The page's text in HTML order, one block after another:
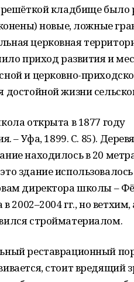
кладбище было
новые, ложные
церковная
приход развития и
и церковно-
жизни
открыта в 1877 году
– Уфа, 1899. С. 85).
находилось в 20
здание
директора школы –
2002–2004 гг., но
стройматериалом.
реставрационный
стоит вредящий